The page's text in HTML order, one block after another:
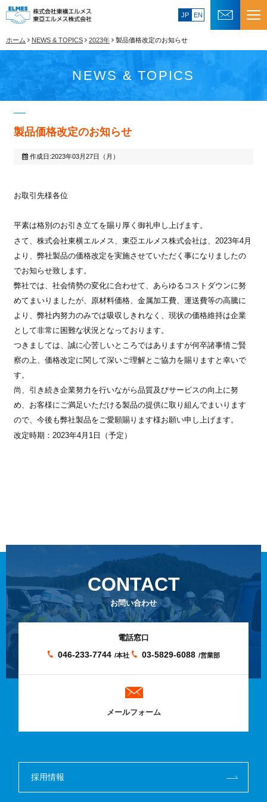
JP EN
ホーム NEWS & TOPICS 2023年 製品価格改定のお知らせ
NEWS & TOPICS
製品価格改定のお知らせ
作成日:2023年03月27日（月）
お取引先様各位
平素は格別のお引き立てを賜り厚く御礼申し上げます。
さて、株式会社東横エルメス、東亞エルメス株式会社は、 2023年4月
より、弊社製品の価格改定を実施させていただく事になりましたの
でお知らせ致します。
弊社では、社会情勢の変化に合わせて、あらゆるコストダウンに努
めてまいりましたが、原材料価格、金属加工費、運送費等の高騰に
より、弊社内努力のみでは吸収しきれなく、現状の価格維持は企業
として非常に困難な状況となっております。
つきましては、誠に心苦しいところではありますが何卒諸事情ご賢
察の上、価格改定に関して深いご理解とご協力を賜りますと幸いで
す。
尚、引き続き企業努力を行いながら品質及びサービスの向上に努
め、お客様にご満足いただける製品の提供に取り組んでまいります
ので、今後も弊社製品をご愛願賜ります様お願い申し上げます。
改定時期： 2023年4月 1日（予定）
CONTACT
お問い合わせ
電話窓口
046-233-7744 /本社 03-5829-6088 /営業部
メールフォーム
採用情報